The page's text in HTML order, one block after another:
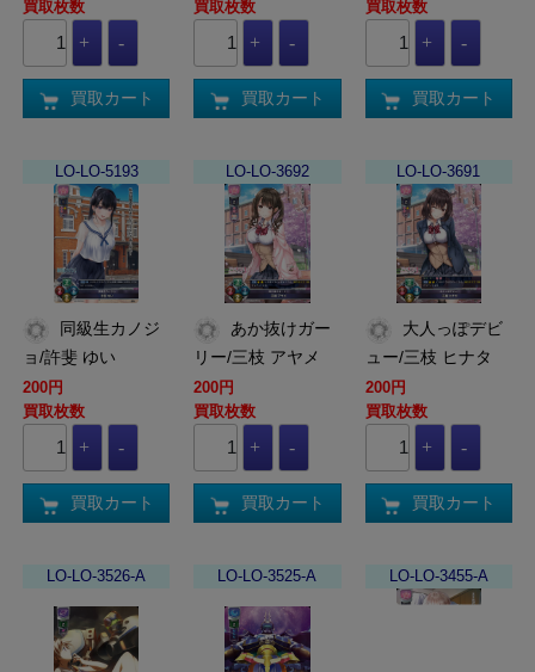
買取枚数
買取カート
買取枚数
買取カート
買取枚数
買取カート
LO-LO-5193
ョ/許斐 ゆい
200円
買取枚数
買取カート
LO-LO-3692
リー/三枝 アヤメ
200円
買取枚数
買取カート
LO-LO-3691
ュー/三枝 ヒナタ
200円
買取枚数
買取カート
LO-LO-3526-A LO-LO-3525-A LO-LO-3455-A